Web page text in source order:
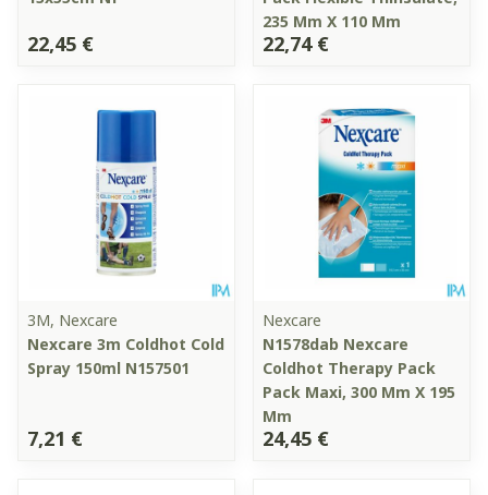
22,45 €
235 Mm X 110 Mm
22,74 €
3M, Nexcare
Nexcare 3m Coldhot Cold
Spray 150ml N157501
7,21 €
Nexcare
N1578dab Nexcare
Coldhot Therapy Pack
Pack Maxi, 300 Mm X 195
Mm
24,45 €